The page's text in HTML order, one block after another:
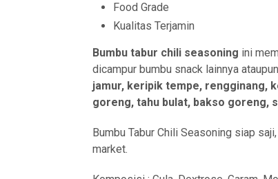
Food Grade
Kualitas Terjamin
Bumbu tabur chili seasoning ini
dicampur bumbu snack lainnya ataupun
jamur, keripik tempe, rengginang,
goreng, tahu bulat, bakso goreng,
Bumbu Tabur Chili Seasoning siap
market.